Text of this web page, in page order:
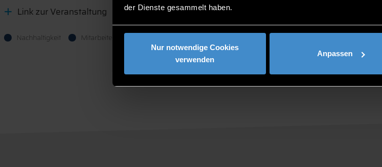
der Dienste gesammelt haben.
Nur notwendige Cookies
verwenden
Anpassen
Link zur Veranstaltung
Nachhaltigkeit Mitarbeitende